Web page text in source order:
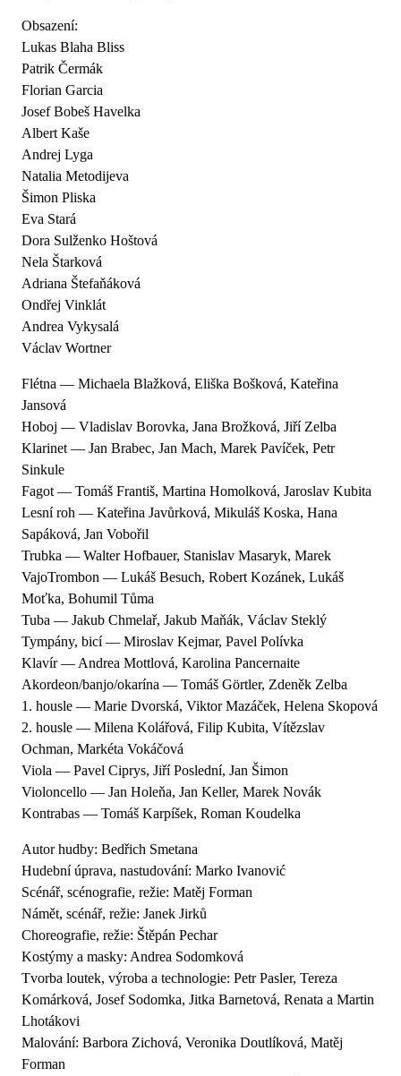
Obsazení:
Lukas Blaha Bliss
Patrik Čermák
Florian Garcia
Josef Bobeš Havelka
Albert Kaše
Andrej Lyga
Natalia Metodijeva
Šimon Pliska
Eva Stará
Dora Sulženko Hoštová
Nela Štarková
Adriana Štefaňáková
Ondřej Vinklát
Andrea Vykysalá
Václav Wortner
Flétna — Michaela Blažková, Eliška Bošková, Kateřina
Jansová
Hoboj — Vladislav Borovka, Jana Brožková, Jiří Zelba
Klarinet — Jan Brabec, Jan Mach, Marek Pavíček, Petr
Sinkule
Fagot — Tomáš Františ, Martina Homolková, Jaroslav Kubita
Lesní roh — Kateřina Javůrková, Mikuláš Koska, Hana
Sapáková, Jan Vobořil
Trubka — Walter Hofbauer, Stanislav Masaryk, Marek
VajoTrombon — Lukáš Besuch, Robert Kozánek, Lukáš
Moťka, Bohumil Tůma
Tuba — Jakub Chmelař, Jakub Maňák, Václav Steklý
Tympány, bicí — Miroslav Kejmar, Pavel Polívka
Klavír — Andrea Mottlová, Karolina Pancernaite
Akordeon/banjo/okarína — Tomáš Görtler, Zdeněk Zelba
1. housle — Marie Dvorská, Viktor Mazáček, Helena Skopová
2. housle — Milena Kolářová, Filip Kubita, Vítězslav
Ochman, Markéta Vokáčová
Viola — Pavel Ciprys, Jiří Poslední, Jan Šimon
Violoncello — Jan Holeňa, Jan Keller, Marek Novák
Kontrabas — Tomáš Karpíšek, Roman Koudelka
Autor hudby: Bedřich Smetana
Hudební úprava, nastudování: Marko Ivanović
Scénář, scénografie, režie: Matěj Forman
Námět, scénář, režie: Janek Jirků
Choreografie, režie: Štěpán Pechar
Kostýmy a masky: Andrea Sodomková
Tvorba loutek, výroba a technologie: Petr Pasler, Tereza
Komárková, Josef Sodomka, Jitka Barnetová, Renata a Martin
Lhotákovi
Malování: Barbora Zichová, Veronika Doutlíková, Matěj
Forman